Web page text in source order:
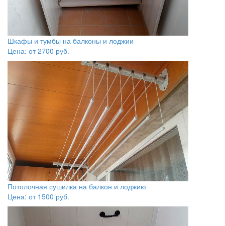
Шкафы и тумбы на балконы и лоджии
Цена: от2700 руб.
Потолочная сушилка на балкон и лоджию
Цена: от 1500 руб.